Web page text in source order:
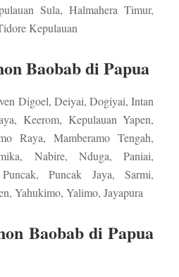
Sula, Halmahera Timur,
Kepulauan
Baobab di Papua
Digoel, Deiyai, Dogiyai, Intan
Keerom, Kepulauan Yapen,
Raya, Mamberamo Tengah,
Nabire, Nduga, Paniai,
Puncak Jaya, Sarmi,
Yahukimo, Yalimo, Jayapura
Baobab di Papua